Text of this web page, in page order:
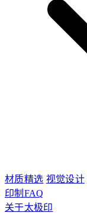
材质精选 视觉设计
印制FAQ
关于太极印